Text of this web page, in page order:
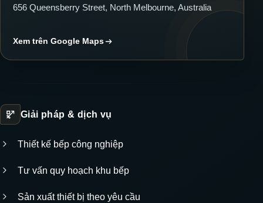
656 Queensberry Street, North Melbourne, Australia
Xem trên Google Maps
Giải pháp & dịch vụ
Thiết kế bếp công nghiệp
Tư vấn quy hoạch khu bếp
Sản xuất thiết bị theo yêu cầu